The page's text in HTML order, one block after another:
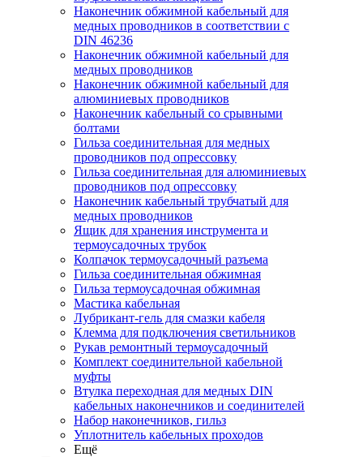
Наконечник обжимной кабельный для
медных проводников в соответствии с
DIN 46236
Наконечник обжимной кабельный для
медных проводников
Наконечник обжимной кабельный для
алюминиевых проводников
Наконечник кабельный со срывными
болтами
Гильза соединительная для медных
проводников под опрессовку
Гильза соединительная для алюминиевых
проводников под опрессовку
Наконечник кабельный трубчатый для
медных проводников
Ящик для хранения инструмента и
термоусадочных трубок
Колпачок термоусадочный разъема
Гильза соединительная обжимная
Гильза термоусадочная обжимная
Мастика кабельная
Лубрикант-гель для смазки кабеля
Клемма для подключения светильников
Рукав ремонтный термоусадочный
Комплект соединительной кабельной
муфты
Втулка переходная для медных DIN
кабельных наконечников и соединителей
Набор наконечников, гильз
Уплотнитель кабельных проходов
Ещё